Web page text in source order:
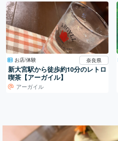
お店/体験 奈良県
新大宮駅から徒歩約10分のレトロ
喫茶【アーガイル】
アーガイル